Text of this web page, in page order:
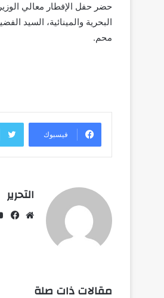
حضر حفل الإفطار معالي
البحرية والمينائية، السيد
محم.
فيسبوك
التحرير
مقالات ذات صلة